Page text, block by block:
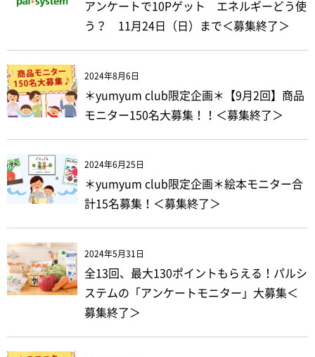
アンケートで10Pゲット エネルギーどう使
う？ 11月24日（日）まで＜募集終了＞
2024年8月6日
＊yumyum club限定企画＊【9月2回】商品
モニター150名大募集！！＜募集終了＞
2024年6月25日
＊yumyum club限定企画＊絵本モニター合
計15名募集！＜募集終了＞
2024年5月31日
全13回、最大130ポイントもらえる！パルシ
ステムの「アンケートモニター」大募集＜
募集終了＞